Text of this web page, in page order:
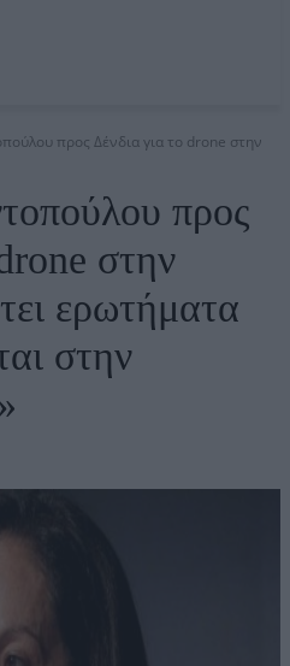
προς Δένδια για το drone στην
προς
στην
ερωτήματα
στην